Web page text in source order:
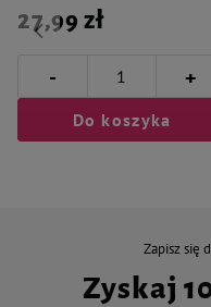
27,99 zł
- +
Do koszyka
Zapisz się
Zyskaj